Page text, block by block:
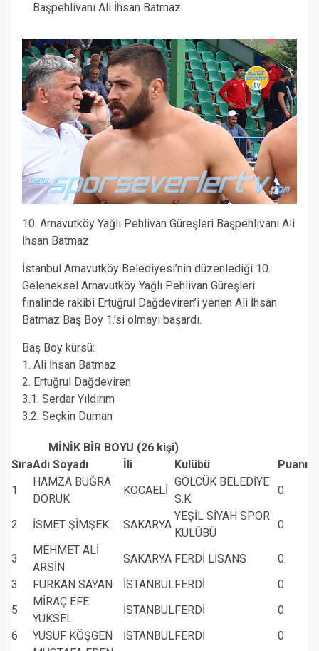
Başpehlivanı Ali İhsan Batmaz
10. Arnavutköy Yağlı Pehlivan Güreşleri Başpehlivanı Ali
İhsan Batmaz
İstanbul Arnavutköy Belediyesi’nin düzenlediği 10.
Geleneksel Arnavutköy Yağlı Pehlivan Güreşleri
finalinde rakibi Ertuğrul Dağdeviren’i yenen Ali İhsan
Batmaz Baş Boy 1.’si olmayı başardı.
Baş Boy kürsü:
1. Ali İhsan Batmaz
2. Ertuğrul Dağdeviren
3.1. Serdar Yıldırım
3.2. Seçkin Duman
MİNİK BİR BOYU (26 kişi)
SıraAdı Soyadı İli Kulübü
Puanı
1
HAMZA BUĞRA
DORUK
KOCAELİ
GÖLCÜK BELEDİYE
S.K.
0
2 İSMET ŞİMŞEK SAKARYA
YEŞİL SİYAH SPOR
KULÜBÜ
0
3
MEHMET ALİ
ARSİN
SAKARYA FERDİ LİSANS
0
3
FURKAN SAYAN İSTANBULFERDİ
0
5
MİRAÇ EFE
YÜKSEL
İSTANBULFERDİ
0
6
YUSUF KÖŞGEN İSTANBULFERDİ
0